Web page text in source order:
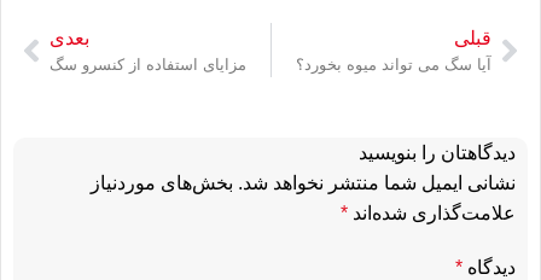
قبلی
آیا سگ می تواند میوه بخورد؟
بعدی
مزایای استفاده از کنسرو سگ
دیدگاهتان را بنویسید
نشانی ایمیل شما منتشر نخواهد شد. بخش‌های موردنیاز
علامت‌گذاری شده‌اند *
دیدگاه *